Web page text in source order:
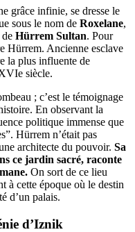
grâce infinie, se dresse le
sous le nom de Roxelane,
Hürrem Sultan. Pour
Hürrem. Ancienne esclave
la plus influente de
siècle.
; c’est le témoignage
En observant la
politique immense que
Hürrem n’était pas
architecte du pouvoir. Sa
ce jardin sacré, raconte
On sort de ce lieu
à cette époque où le destin
d’un palais.
d’Iznik